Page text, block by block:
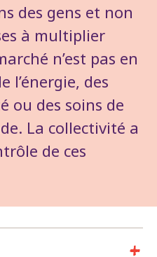
des gens et non
à multiplier
n’est pas en
l’énergie, des
ou des soins de
La collectivité a
de ces